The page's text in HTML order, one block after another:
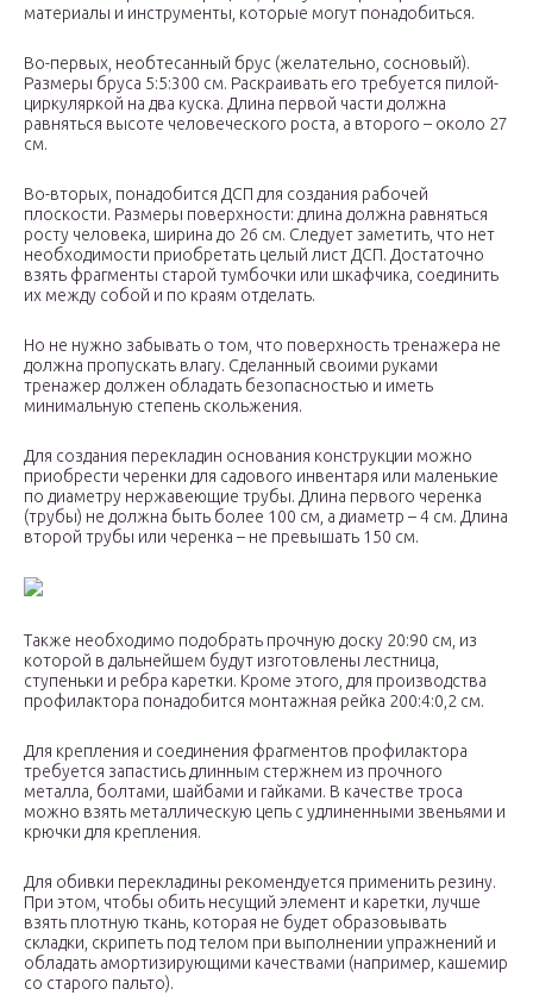
материалы и инструменты, которые могут понадобиться.
Во-первых, необтесанный брус (желательно, сосновый).
Размеры бруса 5:5:300 см. Раскраивать его требуется пилой-
циркуляркой на два куска. Длина первой части должна
равняться высоте человеческого роста, а второго – около 27
см.
Во-вторых, понадобится ДСП для создания рабочей
плоскости. Размеры поверхности: длина должна равняться
росту человека, ширина до 26 см. Следует заметить, что нет
необходимости приобретать целый лист ДСП. Достаточно
взять фрагменты старой тумбочки или шкафчика, соединить
их между собой и по краям отделать.
Но не нужно забывать о том, что поверхность тренажера не
должна пропускать влагу. Сделанный своими руками
тренажер должен обладать безопасностью и иметь
минимальную степень скольжения.
Для создания перекладин основания конструкции можно
приобрести черенки для садового инвентаря или маленькие
по диаметру нержавеющие трубы. Длина первого черенка
(трубы) не должна быть более 100 см, а диаметр – 4 см. Длина
второй трубы или черенка – не превышать 150 см.
Также необходимо подобрать прочную доску 20:90 см, из
которой в дальнейшем будут изготовлены лестница,
ступеньки и ребра каретки. Кроме этого, для производства
профилактора понадобится монтажная рейка 200:4:0,2 см.
Для крепления и соединения фрагментов профилактора
требуется запастись длинным стержнем из прочного
металла, болтами, шайбами и гайками. В качестве троса
можно взять металлическую цепь с удлиненными звеньями и
крючки для крепления.
Для обивки перекладины рекомендуется применить резину.
При этом, чтобы обить несущий элемент и каретки, лучше
взять плотную ткань, которая не будет образовывать
складки, скрипеть под телом при выполнении упражнений и
обладать амортизирующими качествами (например, кашемир
со старого пальто).